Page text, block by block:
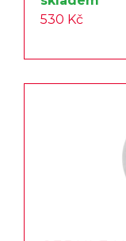
530 Kč